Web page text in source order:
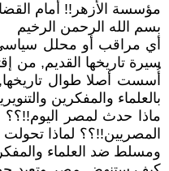
مؤسسة الأزهر!! أمام
بسم الله الرحمن الرخيم
أي مراقب أو محلل
سيرة تاريخها القديم, من
أُسست أصلا طوال
بالعلماء والمفكرين
ماذا حدث لمصر اليوم!!؟؟
المصريين!!؟؟ لماذا
ومسلط ضد العلماء